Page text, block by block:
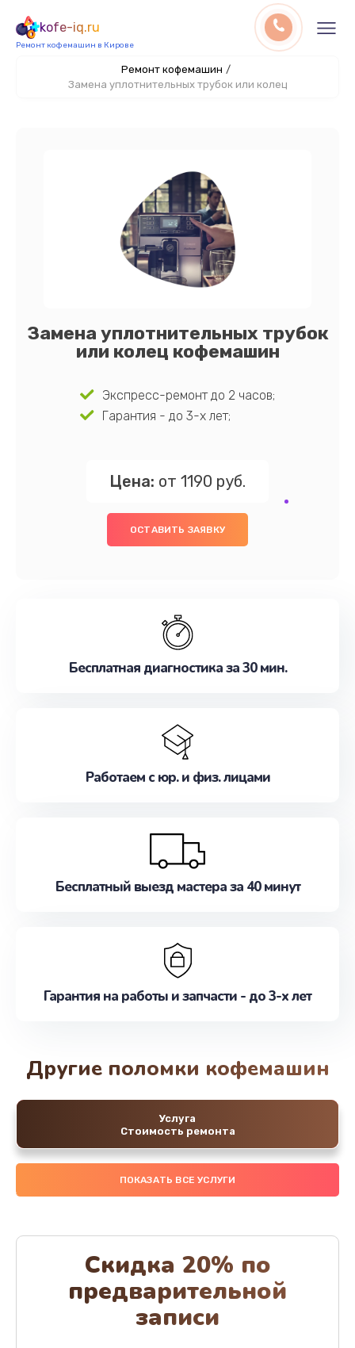
kofe-iq.ru
Ремонт кофемашин в Кирове
Ремонт кофемашин /
Замена уплотнительных трубок или колец
Замена уплотнительных трубок
или колец кофемашин
Экспресс-ремонт до 2 часов;
Гарантия - до 3-х лет;
Цена: от 1190 руб.
ОСТАВИТЬ ЗАЯВКУ
Бесплатная диагностика за 30 мин.
Работаем с юр. и физ. лицами
Бесплатный выезд мастера за 40 минут
Гарантия на работы и запчасти - до 3-х лет
Другие поломки кофемашин
Услуга
Стоимость ремонта
ПОКАЗАТЬ ВСЕ УСЛУГИ
Скидка 20% по
предварительной
записи